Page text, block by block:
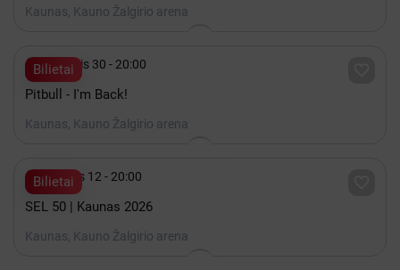
Kaunas, Kauno Žalgirio arena
Bilietai
 Lapkritis 30 - 20:00
Pitbull - I'm Back!
Kaunas, Kauno Žalgirio arena
Bilietai
 Gruodis 12 - 20:00
SEL 50 | Kaunas 2026
Kaunas, Kauno Žalgirio arena